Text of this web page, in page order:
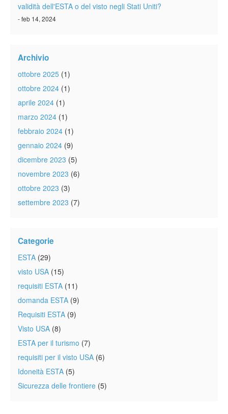
validità dell'ESTA o del visto negli Stati Uniti?
- feb 14, 2024
Archivio
ottobre 2025 (1)
ottobre 2024 (1)
aprile 2024 (1)
marzo 2024 (1)
febbraio 2024 (1)
gennaio 2024 (9)
dicembre 2023 (5)
novembre 2023 (6)
ottobre 2023 (3)
settembre 2023 (7)
Categorie
ESTA (29)
visto USA (15)
requisiti ESTA (11)
domanda ESTA (9)
Requisiti ESTA (9)
Visto USA (8)
ESTA per il turismo (7)
requisiti per il visto USA (6)
Idoneità ESTA (5)
Sicurezza delle frontiere (5)